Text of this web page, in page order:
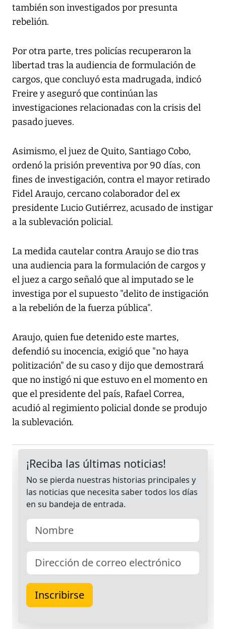
también son investigados por presunta
rebelión.
Por otra parte, tres policías recuperaron la
libertad tras la audiencia de formulación de
cargos, que concluyó esta madrugada, indicó
Freire y aseguró que continúan las
investigaciones relacionadas con la crisis del
pasado jueves.
Asimismo, el juez de Quito, Santiago Cobo,
ordenó la prisión preventiva por 90 días, con
fines de investigación, contra el mayor retirado
Fidel Araujo, cercano colaborador del ex
presidente Lucio Gutiérrez, acusado de instigar
a la sublevación policial.
La medida cautelar contra Araujo se dio tras
una audiencia para la formulación de cargos y
el juez a cargo señaló que al imputado se le
investiga por el supuesto "delito de instigación
a la rebelión de la fuerza pública".
Araujo, quien fue detenido este martes,
defendió su inocencia, exigió que "no haya
politización" de su caso y dijo que demostrará
que no instigó ni que estuvo en el momento en
que el presidente del país, Rafael Correa,
acudió al regimiento policial donde se produjo
la sublevación.